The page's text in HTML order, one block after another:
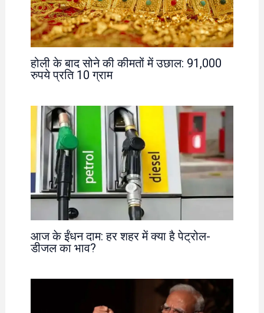
होली के बाद सोने की कीमतों में उछाल: 91,000
रुपये प्रति 10 ग्राम
आज के ईंधन दाम: हर शहर में क्या है पेट्रोल-
डीजल का भाव?